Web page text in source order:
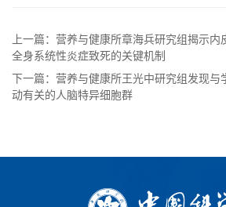
上一篇：营养与健康所章海兵研究组揭示
全身系统性炎症致死的关键机制
下一篇：营养与健康所王光中研究组发现与
动有关的人脑特异细胞群